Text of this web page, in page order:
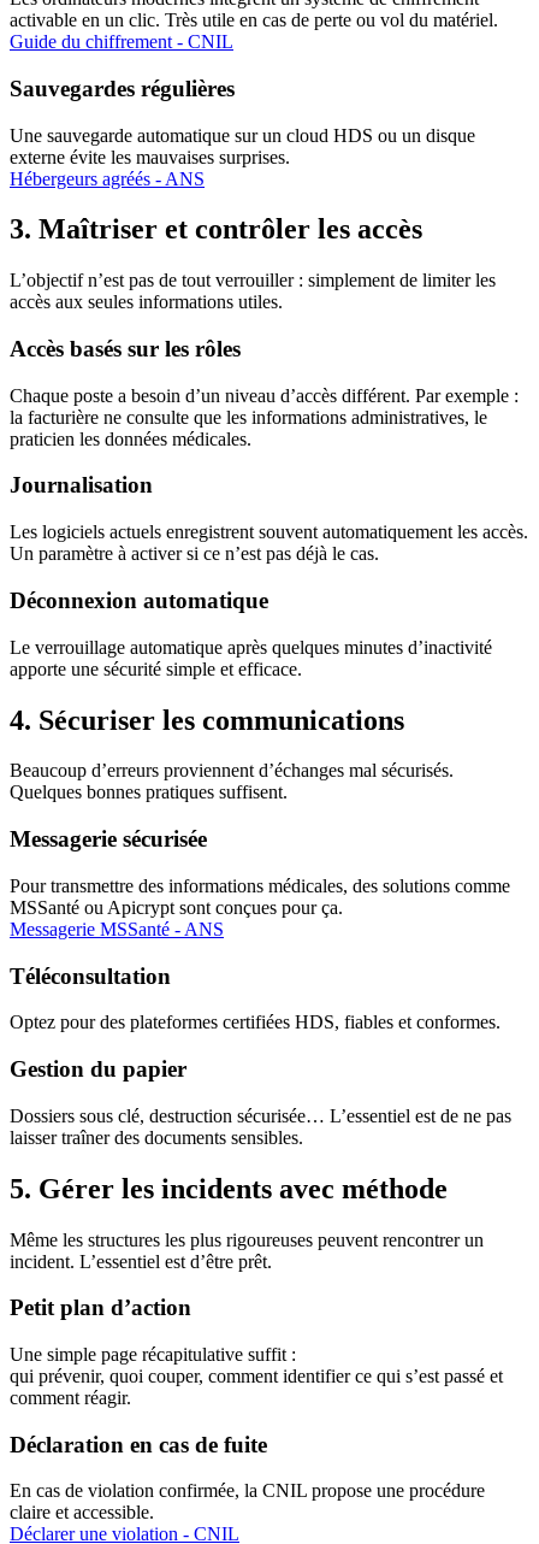
activable en un clic. Très utile en cas de perte ou vol du matériel.
Guide du chiffrement - CNIL
Sauvegardes régulières
Une sauvegarde automatique sur un cloud HDS ou un disque
externe évite les mauvaises surprises.
Hébergeurs agréés - ANS
3. Maîtriser et contrôler les accès
L’objectif n’est pas de tout verrouiller : simplement de limiter les
accès aux seules informations utiles.
Accès basés sur les rôles
Chaque poste a besoin d’un niveau d’accès différent. Par exemple :
la facturière ne consulte que les informations administratives, le
praticien les données médicales.
Journalisation
Les logiciels actuels enregistrent souvent automatiquement les accès.
Un paramètre à activer si ce n’est pas déjà le cas.
Déconnexion automatique
Le verrouillage automatique après quelques minutes d’inactivité
apporte une sécurité simple et efficace.
4. Sécuriser les communications
Beaucoup d’erreurs proviennent d’échanges mal sécurisés.
Quelques bonnes pratiques suffisent.
Messagerie sécurisée
Pour transmettre des informations médicales, des solutions comme
MSSanté ou Apicrypt sont conçues pour ça.
Messagerie MSSanté - ANS
Téléconsultation
Optez pour des plateformes certifiées HDS, fiables et conformes.
Gestion du papier
Dossiers sous clé, destruction sécurisée… L’essentiel est de ne pas
laisser traîner des documents sensibles.
5. Gérer les incidents avec méthode
Même les structures les plus rigoureuses peuvent rencontrer un
incident. L’essentiel est d’être prêt.
Petit plan d’action
Une simple page récapitulative suffit :
qui prévenir, quoi couper, comment identifier ce qui s’est passé et
comment réagir.
Déclaration en cas de fuite
En cas de violation confirmée, la CNIL propose une procédure
claire et accessible.
Déclarer une violation - CNIL